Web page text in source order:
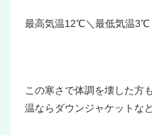
最高気温12℃＼最低気温3℃
この寒さで体調を壊した方
温ならダウンジャケットな